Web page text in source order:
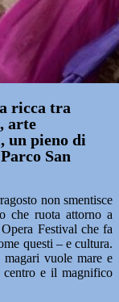
ricca tra
arte
un pieno di
San
non smentisce
che ruota attorno a
Festival che fa
questi – e cultura.
vuole mare e
e il magnifico